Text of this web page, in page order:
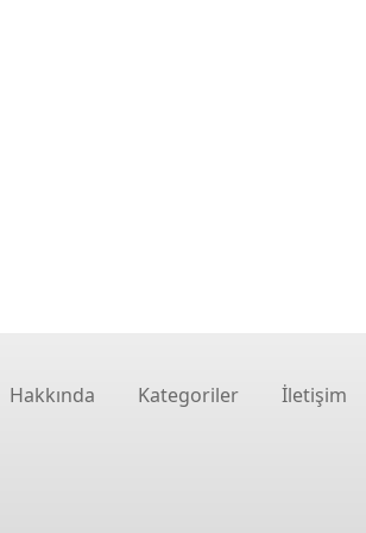
Hakkında Kategoriler İletişim